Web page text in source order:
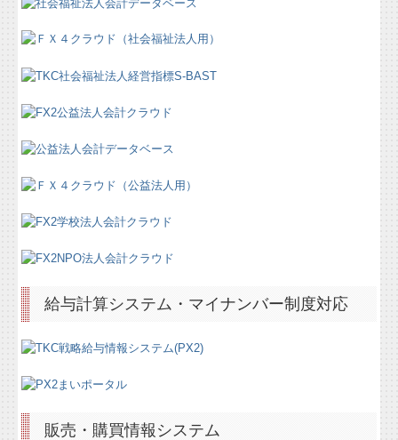
給与計算システム・マイナンバー制度対応
販売・購買情報システム